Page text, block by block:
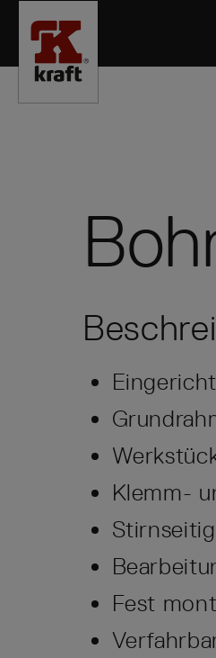
Klemm-
Fest